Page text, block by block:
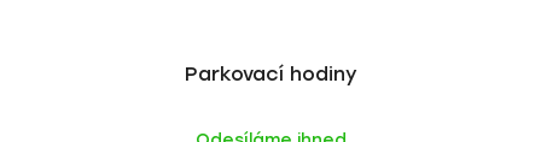
Parkovací hodiny